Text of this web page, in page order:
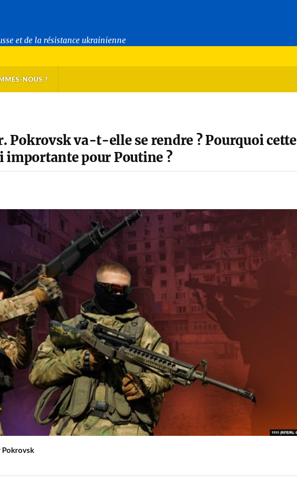
et de la résistance ukrainienne
NOUS ?
Pokrovsk va-t-elle se rendre ? Pourquoi cette
importante pour Poutine ?
Pokrovsk